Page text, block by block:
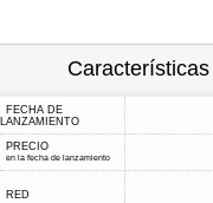
Características
FECHA DE
LANZAMIENTO
PRECIO
en la fecha de lanzamiento
RED